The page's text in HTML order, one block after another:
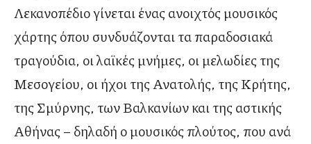
Λεκανοπέδιο γίνεται ένας ανοιχτός μουσικός
χάρτης όπου συνδυάζονται τα παραδοσιακά
τραγούδια, οι λαϊκές μνήμες, οι μελωδίες της
Μεσογείου, οι ήχοι της Ανατολής, της Κρήτης,
της Σμύρνης, των Βαλκανίων και της αστικής
Αθήνας – δηλαδή ο μουσικός πλούτος, που ανά